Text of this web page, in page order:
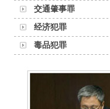
交通肇事罪
经济犯罪
毒品犯罪